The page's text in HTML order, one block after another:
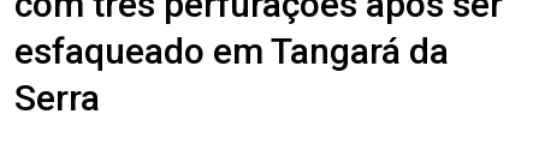
esfaqueado em Tangará da
Serra